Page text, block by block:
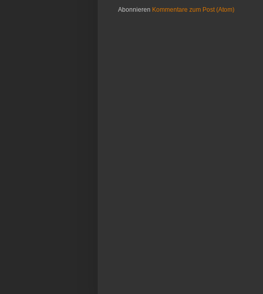
Abonnieren Kommentare zum Post (Atom)